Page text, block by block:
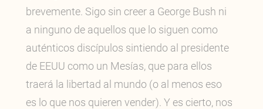
brevemente. Sigo sin creer a George Bush ni
a ninguno de aquellos que lo siguen como
auténticos discípulos sintiendo al presidente
de EEUU como un Mesías, que para ellos
traerá la libertad al mundo (o al menos eso
es lo que nos quieren vender). Y es cierto, nos